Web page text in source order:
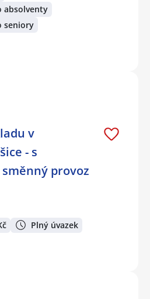
absolventy
seniory
v
- s
provoz
Plný úvazek